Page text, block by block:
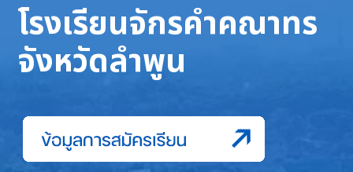
โรงเรียนจักรคำคณาทร
จังหวัดลำพูน